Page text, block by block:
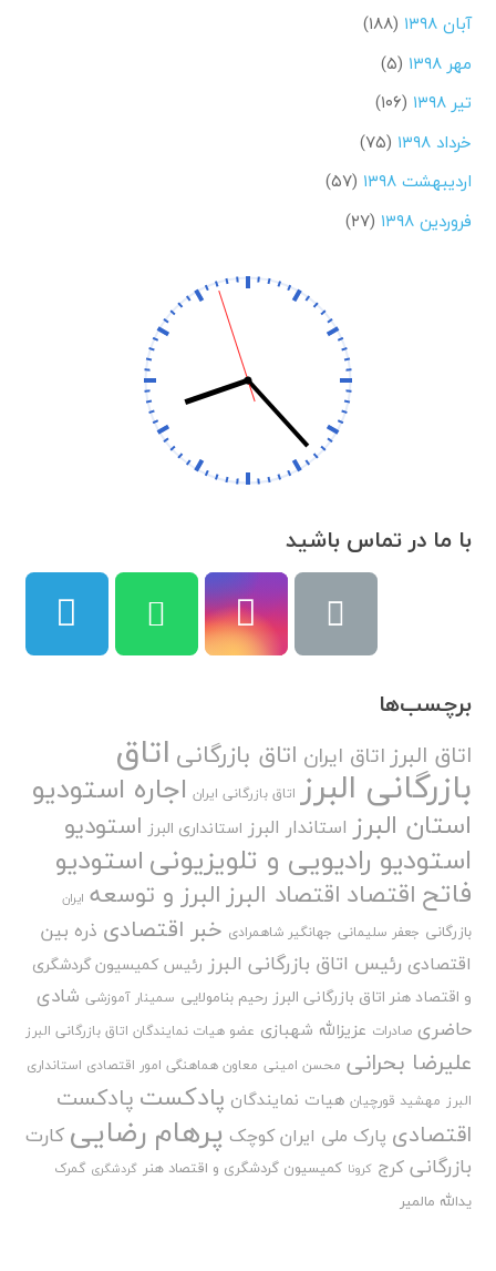
آبان ۱۳۹۸
(۱۸۸)
مهر ۱۳۹۸
(۵)
تیر ۱۳۹۸
(۱۰۶)
خرداد ۱۳۹۸
(۷۵)
اردیبهشت ۱۳۹۸
(۵۷)
فروردین ۱۳۹۸
(۲۷)
با ما در تماس باشید
برچسب‌ها
اتاق البرز اتاق ایران اتاق بازرگانی اتاق
بازرگانی البرز اتاق بازرگانی ایران اجاره استودیو
استان البرز استاندار البرز استانداری البرز استودیو
استودیو رادیویی و تلویزیونیاستودیو
فاتح اقتصاد اقتصاد البرزالبرز و توسعه ایران
بازرگانی جعفر سلیمانی جهانگیر شاهمرادی خبر اقتصادی ذره بین
اقتصادی رئیس اتاق بازرگانی البرز رئیس کمیسیون گردشگری
و اقتصاد هنر اتاق بازرگانی البرز رحیم بنامولایی سمینار آموزشی شادی
حاضری صادرات عزیزالله شهبازی عضو هیات نمایندگان اتاق بازرگانی البرز
علیرضا بحرانی محسن امینی معاون هماهنگی امور اقتصادی استانداری
البرز مهشید قورچیان هیات نمایندگان پادکست پادکست
اقتصادی پارک ملی ایران کوچک پرهام رضایی کارت
بازرگانی کرج کرونا کمیسیون گردشگری و اقتصاد هنر گردشگری گمرک
یدالله مالمیر